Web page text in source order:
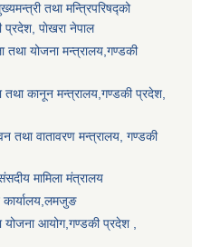
तथा मन्त्रिपरिषद्को
प्रदेश, पाेखरा नेपाल
तथा योजना मन्त्रालय,गण्डकी
तथा कानून मन्त्रालय,गण्डकी प्रदेश,
तथा वातावरण मन्त्रालय, गण्डकी
मामिला मंत्रालय
कार्यालय,लमजुङ
योजना आयोग,गण्डकी प्रदेश ,